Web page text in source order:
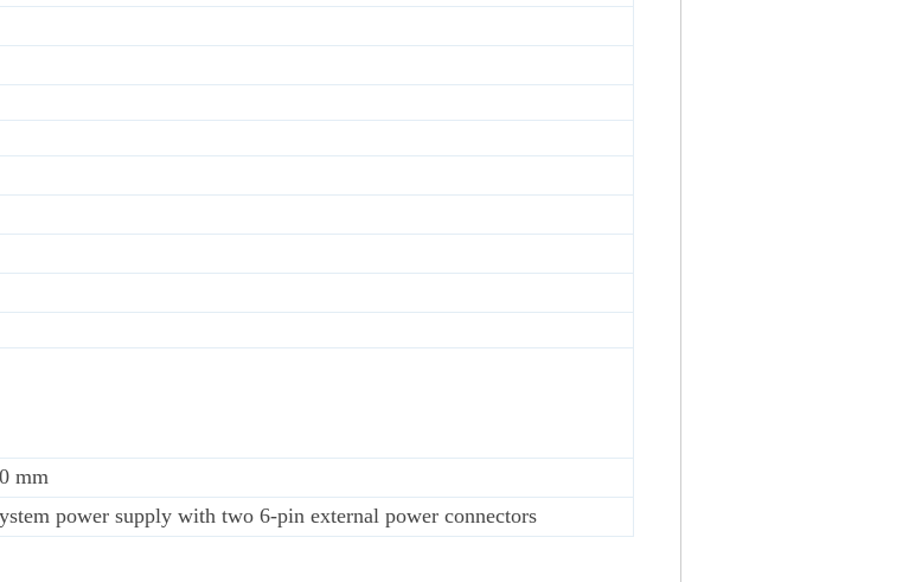
mm
power supply with two 6-pin external power connectors